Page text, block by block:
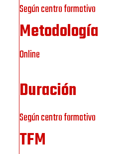
Según centro formativo
Metodología
Online
Duración
Según centro formativo
TFM